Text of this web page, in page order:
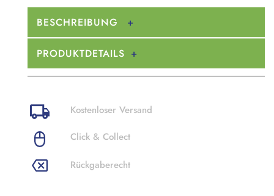
BESCHREIBUNG
PRODUKTDETAILS
Kostenloser Versand
Click & Collect
Rückgaberecht